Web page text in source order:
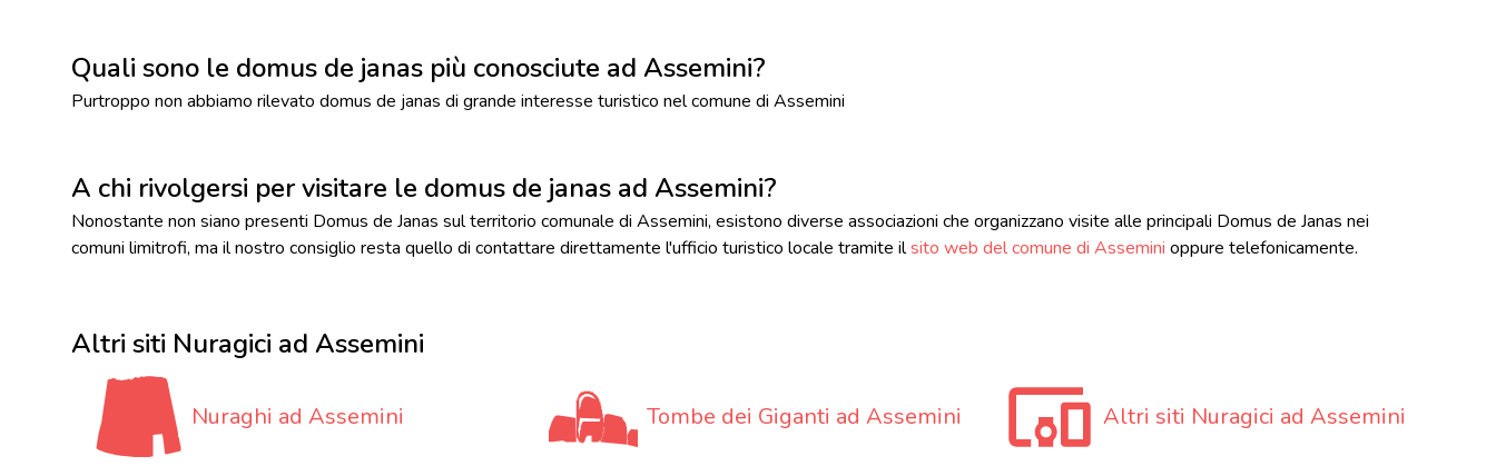
Quali sono le domus de janas più conosciute ad Assemini?
Purtroppo non abbiamo rilevato domus de janas di grande interesse turistico nel comune di Assemini
A chi rivolgersi per visitare le domus de janas ad Assemini?
Nonostante non siano presenti Domus de Janas sul territorio comunale di Assemini, esistono diverse associazioni che organizzano visite alle principali Domus de Janas nei
comuni limitrofi, ma il nostro consiglio resta quello di contattare direttamente l'ufficio turistico locale tramite ilsito web del comune di Assemini oppure telefonicamente.
Altri siti Nuragici ad Assemini
Nuraghi ad Assemini Tombe dei Giganti ad Assemini Altri siti Nuragici ad Assemini